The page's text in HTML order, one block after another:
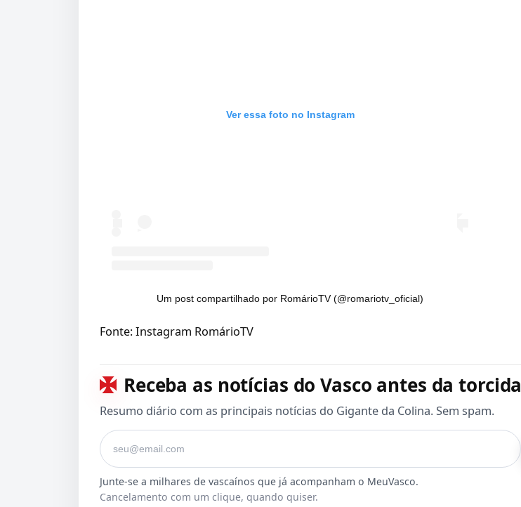
Ver essa foto no Instagram
Um post compartilhado por RomárioTV (@romariotv_oficial)
Fonte: Instagram RomárioTV
Receba as notícias do Vasco antes da torcida
Resumo diário com as principais notícias do Gigante da Colina. Sem spam.
Seu e-mail
Cancelamento com um clique, quando quiser.